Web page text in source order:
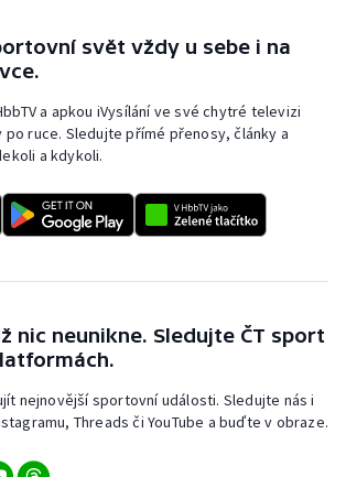
svět vždy u sebe i na
a apkou iVysílání ve své chytré televizi
po ruce. Sledujte přímé přenosy, články a
a kdykoli.
nic neunikne. Sledujte ČT sport
nejnovější sportovní události. Sledujte nás i
Threads či YouTube a buďte v obraze.